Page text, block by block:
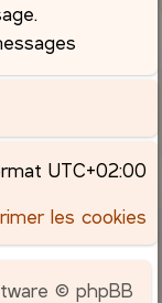
UTC+02:00
les cookies
© phpBB